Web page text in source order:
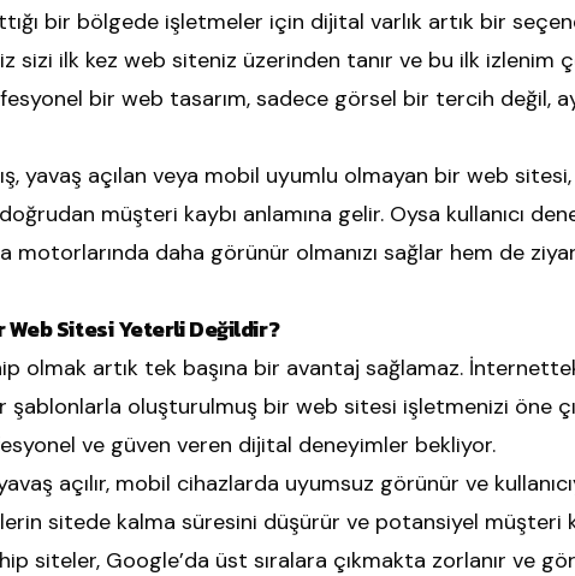
bir bölgede işletmeler için dijital varlık artık bir
sizi ilk kez web siteniz üzerinden tanır ve bu ilk izlenim
bir web tasarım, sadece görsel bir tercih değil,
yavaş açılan veya mobil uyumlu olmayan bir web
müşteri kaybı anlamına gelir. Oysa kullanıcı
motorlarında daha görünür olmanızı sağlar hem de
Web Sitesi Yeterli Değildir?
olmak artık tek başına bir avantaj sağlamaz.
şablonlarla oluşturulmuş bir web sitesi işletmenizi öne
ve güven veren dijital deneyimler bekliyor.
açılır, mobil cihazlarda uyumsuz görünür ve
sitede kalma süresini düşürür ve potansiyel müşteri
siteler, Google’da üst sıralara çıkmakta zorlanır ve